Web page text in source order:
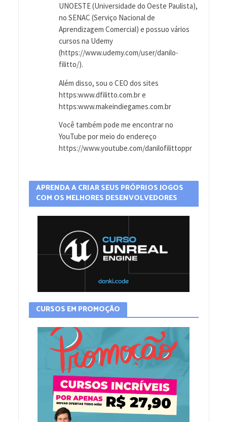
UNOESTE (Universidade do Oeste Paulista),
no SENAC (Serviço Nacional de
Aprendizagem Comercial) e possuo vários
cursos na Udemy
(https://www.udemy.com/user/danilo-
filitto/).
Além disso, sou o CEO dos sites
https:www.dfilitto.com.br e
https:www.makeindiegames.com.br
Você também pode me encontrar no
YouTube por meio do endereço
https://www.youtube.com/danilofilittoppr
APRENDA A CRIAR SEUS PRÓPRIOS JOGOS
COM OS MELHORES DESENVOLVEDORES
CURSOS EM PROMOÇÃO